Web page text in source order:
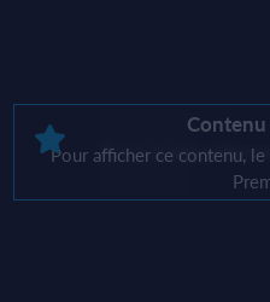
Pour afficher ce contenu,
Il n'y a